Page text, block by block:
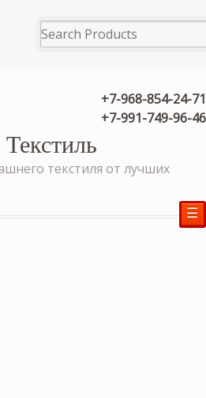
+7-968-854-24-71
+7-991-749-96-46
текстиля от лучших
☰